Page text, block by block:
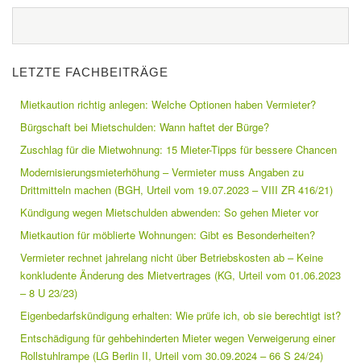
LETZTE FACHBEITRÄGE
Mietkaution richtig anlegen: Welche Optionen haben Vermieter?
Bürgschaft bei Mietschulden: Wann haftet der Bürge?
Zuschlag für die Mietwohnung: 15 Mieter-Tipps für bessere Chancen
Modernisierungsmieterhöhung – Vermieter muss Angaben zu
Drittmitteln machen (BGH, Urteil vom 19.07.2023 – VIII ZR 416/21)
Kündigung wegen Mietschulden abwenden: So gehen Mieter vor
Mietkaution für möblierte Wohnungen: Gibt es Besonderheiten?
Vermieter rechnet jahrelang nicht über Betriebskosten ab – Keine
konkludente Änderung des Mietvertrages (KG, Urteil vom 01.06.2023
– 8 U 23/23)
Eigenbedarfskündigung erhalten: Wie prüfe ich, ob sie berechtigt ist?
Entschädigung für gehbehinderten Mieter wegen Verweigerung einer
Rollstuhlrampe (LG Berlin II, Urteil vom 30.09.2024 – 66 S 24/24)